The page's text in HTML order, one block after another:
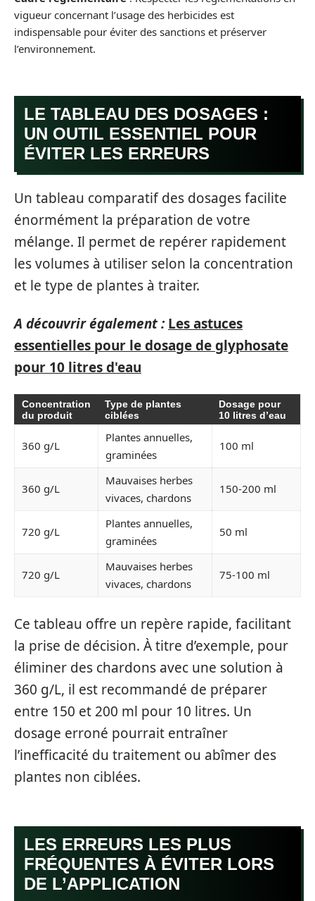
vigueur concernant l’usage des herbicides est
indispensable pour éviter des sanctions et préserver
l’environnement.
LE TABLEAU DES DOSAGES :
UN OUTIL ESSENTIEL POUR
ÉVITER LES ERREURS
Un tableau comparatif des dosages facilite
énormément la préparation de votre
mélange. Il permet de repérer rapidement
les volumes à utiliser selon la concentration
et le type de plantes à traiter.
A découvrir également : Les astuces
essentielles pour le dosage de glyphosate
pour 10 litres d'eau
Concentration
du produit
Type de plantes
ciblées
Dosage pour
10 litres d’eau
360 g/L
Plantes annuelles,
graminées
100 ml
360 g/L
Mauvaises herbes
vivaces, chardons
150-200 ml
720 g/L
Plantes annuelles,
graminées
50 ml
720 g/L
Mauvaises herbes
vivaces, chardons
75-100 ml
Ce tableau offre un repère rapide, facilitant
la prise de décision. À titre d’exemple, pour
éliminer des chardons avec une solution à
360 g/L, il est recommandé de préparer
entre 150 et 200 ml pour 10 litres. Un
dosage erroné pourrait entraîner
l’inefficacité du traitement ou abîmer des
plantes non ciblées.
LES ERREURS LES PLUS
FRÉQUENTES À ÉVITER LORS
DE L’APPLICATION